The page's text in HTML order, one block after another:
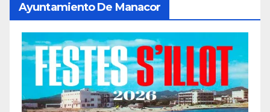
Ayuntamiento De Manacor